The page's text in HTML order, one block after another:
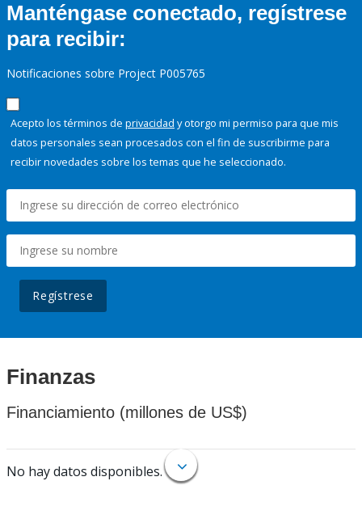
Manténgase conectado, regístrese
para recibir:
Notificaciones sobre Project P005765
Acepto los términos de privacidad y otorgo mi permiso para que mis
datos personales sean procesados con el fin de suscribirme para
recibir novedades sobre los temas que he seleccionado.
Regístrese
Finanzas
Financiamiento (millones de US$)
No hay datos disponibles.